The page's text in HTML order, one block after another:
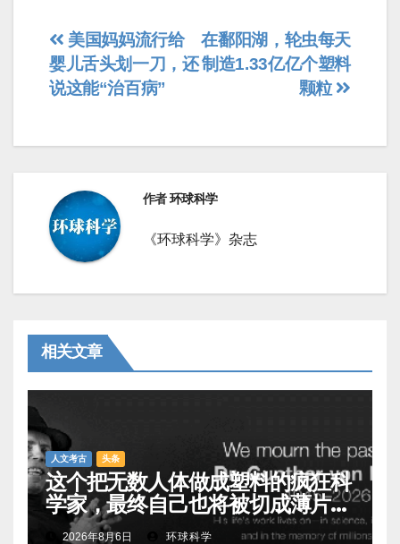
文
章
航
在鄱阳湖，轮虫每天
制造1.33亿亿个塑料
颗粒
美国妈妈流行给
婴儿舌头划一刀，还
说这能“治百病”
作者环球科学
《环球科学》杂志
相关文章
人文考古 头条
这个把无数人体做成塑料的疯狂科
学家，最终自己也将被切成薄片展
出2026年8月6日 环球科学